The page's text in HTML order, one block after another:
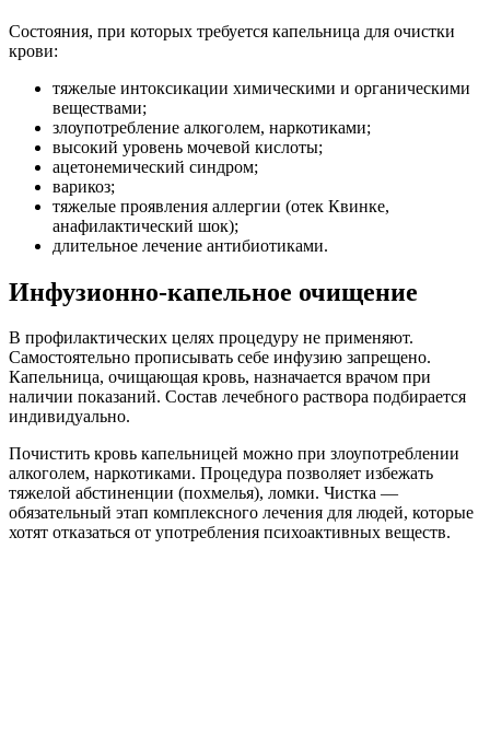
Состояния, при которых требуется капельница для очистки
крови:
тяжелые интоксикации химическими и органическими
веществами;
злоупотребление алкоголем, наркотиками;
высокий уровень мочевой кислоты;
ацетонемический синдром;
варикоз;
тяжелые проявления аллергии (отек Квинке,
анафилактический шок);
длительное лечение антибиотиками.
Инфузионно-капельное очищение
В профилактических целях процедуру не применяют.
Самостоятельно прописывать себе инфузию запрещено.
Капельница, очищающая кровь, назначается врачом при
наличии показаний. Состав лечебного раствора подбирается
индивидуально.
Почистить кровь капельницей можно при злоупотреблении
алкоголем, наркотиками. Процедура позволяет избежать
тяжелой абстиненции (похмелья), ломки. Чистка —
обязательный этап комплексного лечения для людей, которые
хотят отказаться от употребления психоактивных веществ.